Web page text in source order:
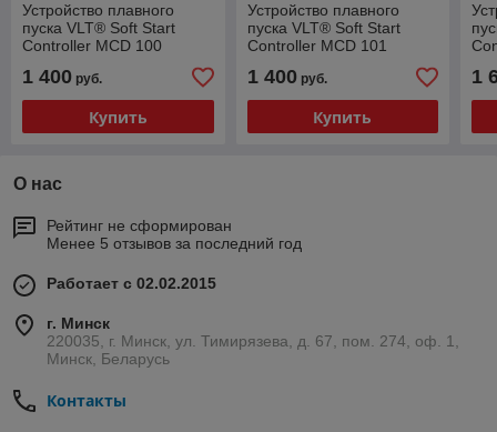
Устройство плавного
пуска VLT® Soft Start
Controller MCD 100
1 400 руб.
Купить
Устройство плавного
пуска VLT® Soft Start
Controller MCD 101
1 400руб.
Купить
1
О нас
Рейтинг не сформирован
Менее 5 отзывов за последний год
Работает с 02.02.2015
г. Минск
220035, г. Минск, ул. Тимирязева, д. 67, пом. 274, оф. 1,
Минск, Беларусь
Контакты